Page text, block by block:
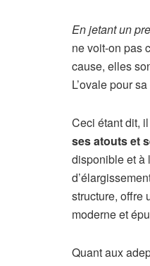
En jetant un
ne voit-on pas
cause, elles
L’ovale pour
Ceci étant dit,
ses atouts et
disponible et à
structure, offre
moderne et
Quant aux